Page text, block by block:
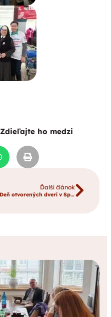
Zdieľajte ho medzi
Ďalší článok
Deň otvorených dverí v Spojenej škole